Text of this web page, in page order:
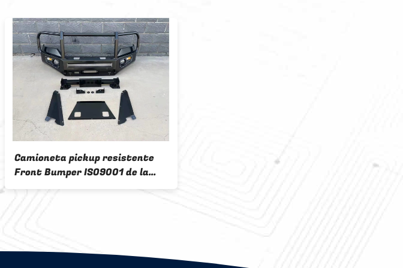
Camioneta pickup resistente
Front Bumper ISO9001 de la
barra de T60 LDV Bull